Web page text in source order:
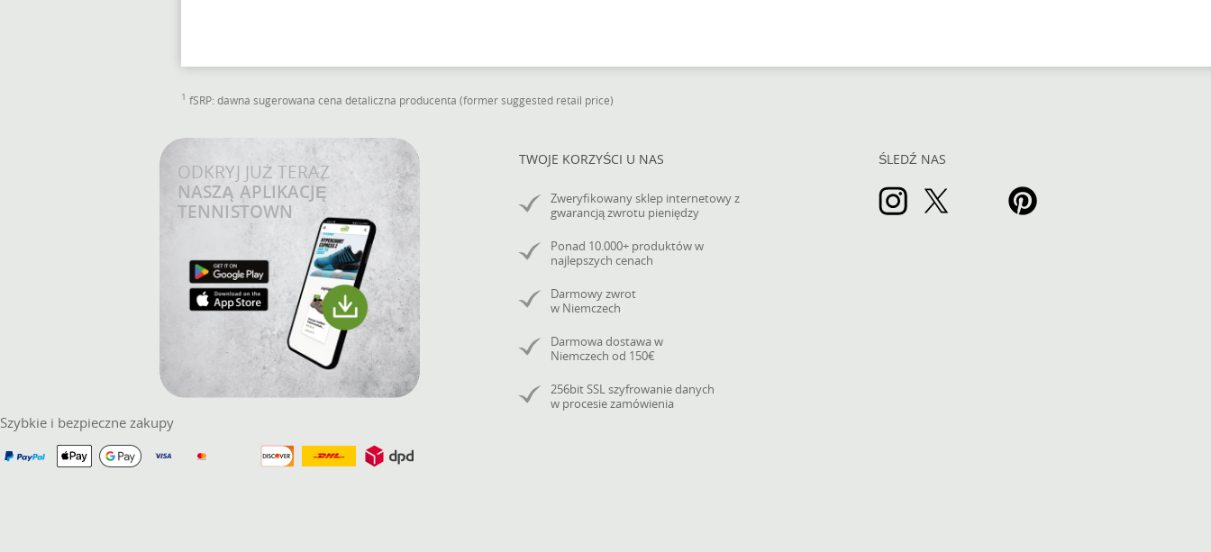
1 fSRP: dawna sugerowana cena detaliczna producenta (former suggested retail price)
ODKRYJ JUŻ TERAZ
NASZĄ APLIKACJĘ
TENNISTOWN
TWOJE KORZYŚCI U NAS
Zweryfikowany sklep internetowy z
gwarancją zwrotu pieniędzy
Ponad 10.000+ produktów w
najlepszych cenach
Darmowy zwrot
w Niemczech
Darmowa dostawa w
Niemczech od 150€
256bit SSL szyfrowanie danych
w procesie zamówienia
ŚLEDŹ NAS
Szybkie i bezpieczne zakupy